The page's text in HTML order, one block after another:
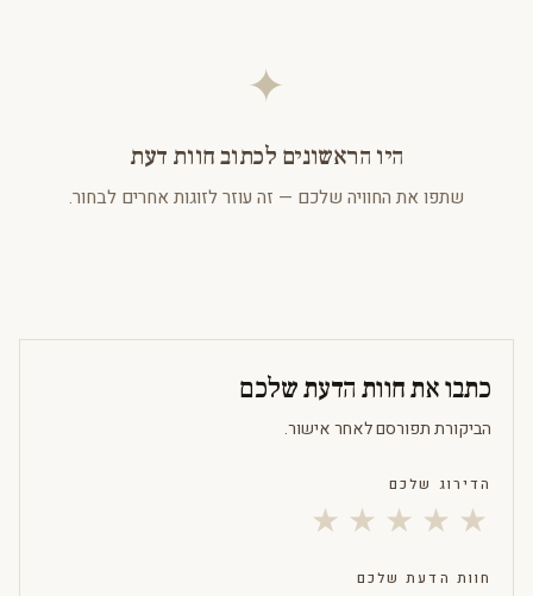
✦
היו הראשונים לכתוב חוות דעת
שתפו את החוויה שלכם — זה עוזר לזוגות אחרים לבחור.
כתבו את חוות הדעת שלכם
הביקורת תפורסם לאחר אישור.
הדירוג שלכם
★ ★ ★ ★ ★
חוות הדעת שלכם